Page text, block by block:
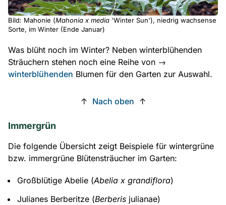
Bild: Mahonie (Mahonia x media 'Winter Sun'), niedrig wachsense
Sorte, im Winter (Ende Januar)
Was blüht noch im Winter? Neben winterblühenden
Sträuchern stehen noch eine Reihe von →
winterblühenden Blumen für den Garten zur Auswahl.
↑ Nach oben ↑
Immergrün
Die folgende Übersicht zeigt Beispiele für wintergrüne
bzw. immergrüne Blütensträucher im Garten:
Großblütige Abelie (Abelia x grandiflora)
Julianes Berberitze (Berberis julianae)